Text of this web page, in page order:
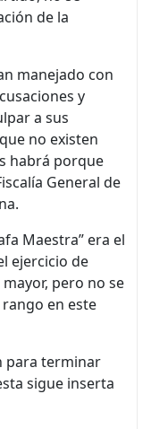
de la
manejado con
y
a sus
no existen
habrá porque
General de
Maestra” era el
ejercicio de
pero no se
en este
para terminar
sigue inserta